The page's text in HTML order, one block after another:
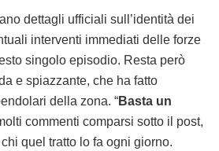
dettagli ufficiali sull’identità dei
interventi immediati delle forze
singolo episodio. Resta però
e spiazzante, che ha fatto
della zona. “Basta un
commenti comparsi sotto il post,
quel tratto lo fa ogni giorno.